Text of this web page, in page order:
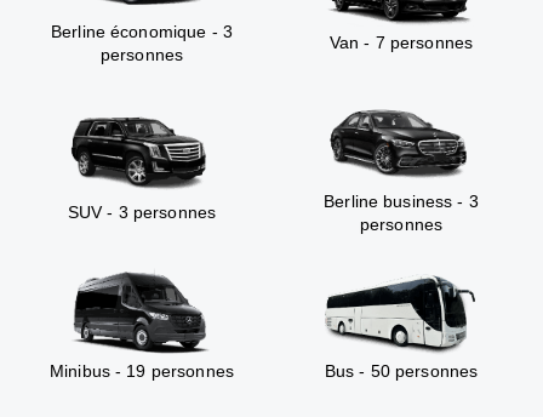
Berline économique - 3
personnes
Van - 7 personnes
SUV - 3 personnes
Berline business - 3
personnes
Minibus - 19 personnes Bus - 50 personnes